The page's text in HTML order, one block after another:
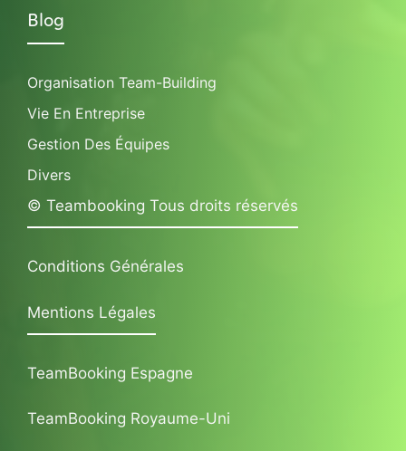
Blog
Organisation Team-Building
Vie En Entreprise
Gestion Des Équipes
Divers
© Teambooking Tous droits réservés
Conditions Générales
Mentions Légales
TeamBooking Espagne
TeamBooking Royaume-Uni